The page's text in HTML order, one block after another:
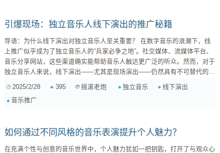
引爆现场：独立音乐人线下演出的推广秘籍
导语：为什么线下演出对独立音乐人至关重要？ 在数字音乐的浪潮下，线
上推广似乎成为了独立音乐人的“兵家必争之地”。社交媒体、流媒体平台、
音乐分享网站，这些渠道确实能帮助音乐人触达更广泛的听众。然而，对于
独立音乐人来说，线下演出——尤其是现场演出——仍然具有不可替代的价
累核心粉丝、提升品牌价值的重要途径。 本文将深入探讨线下演出对于独
立音乐人的重要性，并提供实用的推广策略，帮助你打造令人难忘的现场体
2025/2/28 395 摇滚老炮 独立音乐
线下演出
音乐推广
如何通过不同风格的音乐表演提升个人魅力？
在充满个性与创意的音乐世界中，个人魅力犹如一把钥匙，打开了与观众心